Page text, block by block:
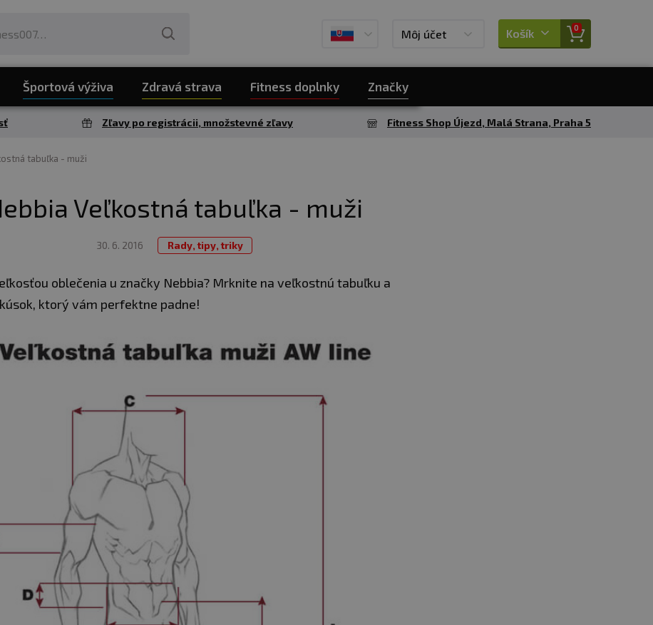
Môj účet Košík 0
Športová výživa Zdravá strava Fitness doplnky Značky
Zľavy po registrácii, množstevné zľavy Fitness Shop Újezd, Malá Strana, Praha 5
tabuľka - muži
Veľkostná tabuľka - muži
30. 6. 2016 Rady, tipy, triky
oblečenia u značky Nebbia? Mrknite na veľkostnú tabuľku a
ktorý vám perfektne padne!